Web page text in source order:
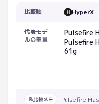
比較軸 H HyperX
代表モデ
ルの重量
Pulsefire
Pulsefire
61g
📝比較メモ
Pulsefire